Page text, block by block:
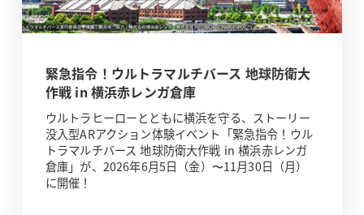
緊急指令！ウルトラマルチバース 地球防衛大
作戦 in 横浜赤レンガ倉庫
ウルトラヒーローとともに横浜を守る、ストーリー
没入型ARアクション体験イベント「緊急指令！ウル
トラマルチバース 地球防衛大作戦 in 横浜赤レンガ
倉庫」が、2026年6月5日（金）〜11月30日（月）
に開催！